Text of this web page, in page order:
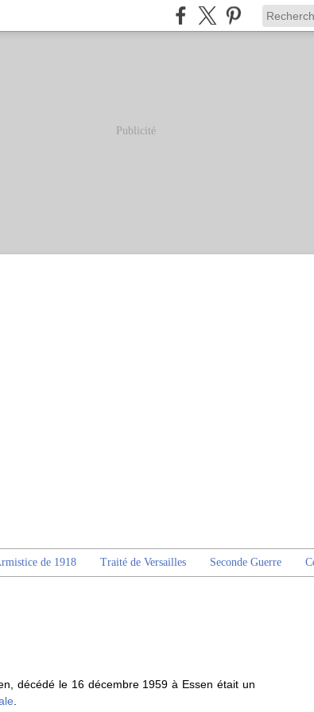
Publicité
de 1918 Traité de Versailles Seconde Guerre
décédé le 16 décembre 1959 à Essen était un